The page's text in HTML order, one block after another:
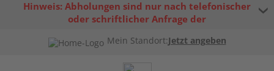
Hinweis: Abholungen sind nur nach telefonischer
oder schriftlicher Anfrage der
Mein Standort:Jetzt angeben